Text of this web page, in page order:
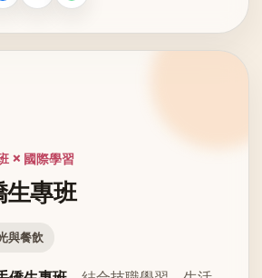
× 國際學習
生專班
與餐飲